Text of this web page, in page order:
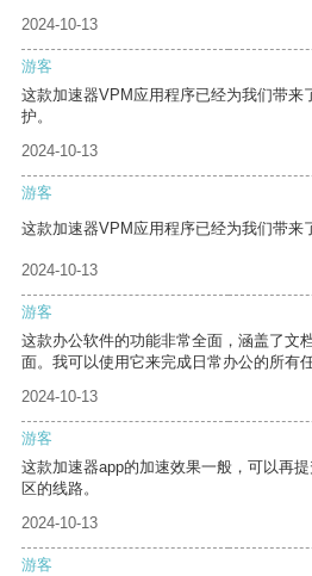
2024-10-13
游客
这款加速器VPM应用程序已经为我们带来
护。
2024-10-13
游客
这款加速器VPM应用程序已经为我们带来
2024-10-13
游客
这款办公软件的功能非常全面，涵盖了文
面。我可以使用它来完成日常办公的所有
2024-10-13
游客
这款加速器app的加速效果一般，可以再
区的线路。
2024-10-13
游客